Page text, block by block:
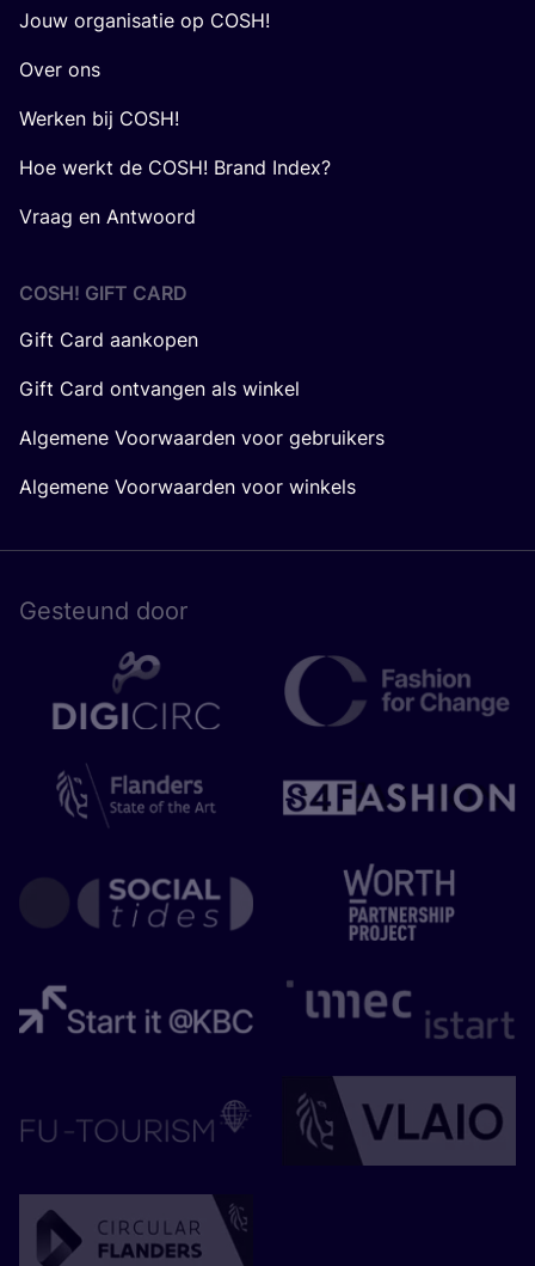
Jouw organisatie op COSH!
Over ons
Werken bij COSH!
Hoe werkt de COSH! Brand Index?
Vraag en Antwoord
COSH! GIFT CARD
Gift Card aankopen
Gift Card ontvangen als winkel
Algemene Voorwaarden voor gebruikers
Algemene Voorwaarden voor winkels
Gesteund door